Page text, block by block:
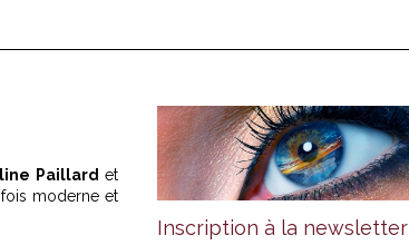
Paillard et
moderne et
Inscription à la newsletter